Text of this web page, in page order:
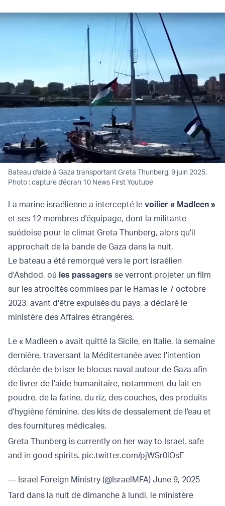
Bateau d'aide à Gaza transportant Greta Thunberg, 9 juin 2025.
Photo : capture d'écran 10 News First Youtube
La marine israélienne a intercepté le voilier « Madleen »
et ses 12 membres d'équipage, dont la militante
suédoise pour le climat Greta Thunberg, alors qu'il
approchait de la bande de Gaza dans la nuit.
Le bateau a été remorqué vers le port israélien
d'Ashdod, où les passagers se verront projeter un film
sur les atrocités commises par le Hamas le 7 octobre
2023, avant d'être expulsés du pays, a déclaré le
ministère des Affaires étrangères.
Le « Madleen » avait quitté la Sicile, en Italie, la semaine
dernière, traversant la Méditerranée avec l'intention
déclarée de briser le blocus naval autour de Gaza afin
de livrer de l'aide humanitaire, notamment du lait en
poudre, de la farine, du riz, des couches, des produits
d'hygiène féminine, des kits de dessalement de l'eau et
des fournitures médicales.
Greta Thunberg is currently on her way to Israel, safe
and in good spirits. pic.twitter.com/pjWSr0lOsE
— Israel Foreign Ministry (@IsraelMFA) June 9, 2025
Tard dans la nuit de dimanche à lundi, le ministère